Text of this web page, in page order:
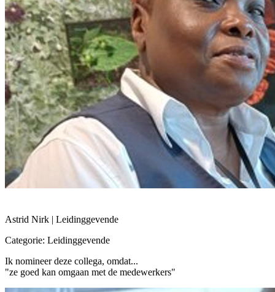
Astrid Nirk | Leidinggevende
Categorie: Leidinggevende
Ik nomineer deze collega, omdat...
"ze goed kan omgaan met de medewerkers"